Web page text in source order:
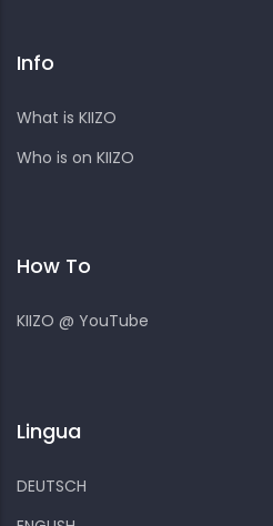
Info
What is KIIZO
Who is on KIIZO
How To
KIIZO @ YouTube
Lingua
DEUTSCH